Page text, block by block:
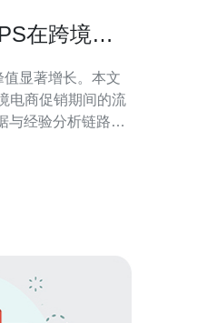
在跨境电
显著增长。本文
电商促销期间的流
与经验分析链路架
入